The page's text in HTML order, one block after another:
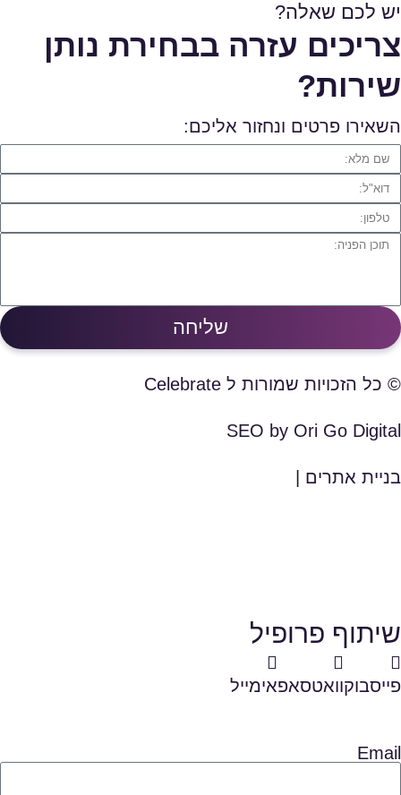
יש לכם שאלה?
צריכים עזרה בבחירת נותן
שירות?
השאירו פרטים ונחזור אליכם:
שליחה
© כל הזכויות שמורות ל Celebrate
SEO by Ori Go Digital
בניית אתרים |
שיתוף פרופיל
פייסבוקוואטסאפאימייל
Email